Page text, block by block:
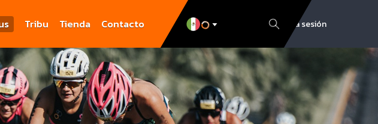
Tribu Tienda Contacto Inicia sesión